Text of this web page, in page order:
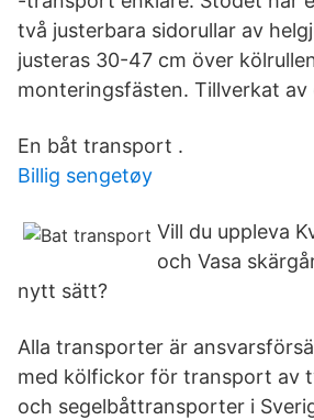
två justerbara sidorullar av
justeras 30-47 cm över
monteringsfästen. Tillverkat av
En båt transport .
Billig sengetøy
Vill du uppleva
och Vasa
nytt sätt?
Alla transporter är
med kölfickor för transport av
och segelbåttransporter i